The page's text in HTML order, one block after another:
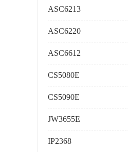
ASC6213
ASC6220
ASC6612
CS5080E
CS5090E
JW3655E
IP2368